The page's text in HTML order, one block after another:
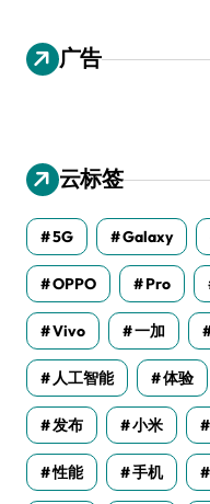
广告
云标签
5G Galaxy
OPPO Pro
Vivo 一加
人工智能 体验
发布 小米
性能 手机